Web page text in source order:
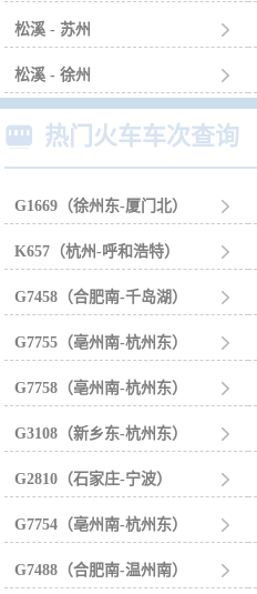
松溪 - 苏州 
松溪 - 徐州 
 热门火车车次查询
G1669（徐州东-厦门北） 
K657（杭州-呼和浩特） 
G7458（合肥南-千岛湖） 
G7755（亳州南-杭州东） 
G7758（亳州南-杭州东） 
G3108（新乡东-杭州东） 
G2810（石家庄-宁波） 
G7754（亳州南-杭州东） 
G7488（合肥南-温州南） 